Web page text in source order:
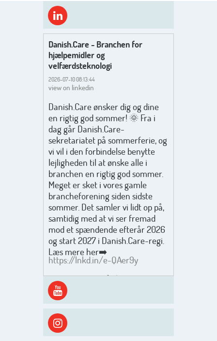
Danish.Care - Branchen for
hjælpemidler og
velfærdsteknologi
2026-07-10 08:13:44
view on linkedin
Danish.Care ønsker dig og dine
en rigtig god sommer! 🌞 Fra i
dag går Danish.Care-
sekretariatet på sommerferie, og
vi vil i den forbindelse benytte
lejligheden til at ønske alle i
branchen en rigtig god sommer.
Meget er sket i vores gamle
brancheforening siden sidste
sommer. Det samler vi lidt op på,
samtidig med at vi ser fremad
mod et spændende efterår 2026
og start 2027 i Danish.Care-regi.
Læs mere her➡️
https://lnkd.in/e-QAer9y
Men inden det går løs med en
spændende og aktivt
efterårsæson, så går turen først
ud i solen, ned til vandet og ind i
skyggen igen. Danish.Care holder
sommerlukket i uge 29 + 30.